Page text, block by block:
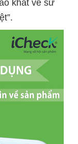
khát về sứ